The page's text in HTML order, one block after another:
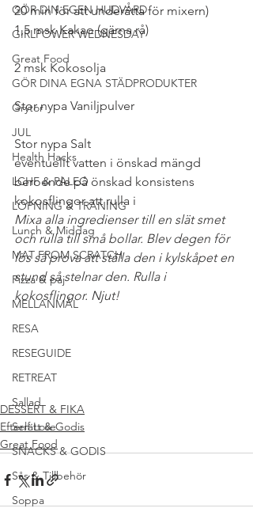
GÖR DIN EGEN HUDVÅRD
GIRLPOWER WEDNESDAY
Great Food
GÖR DINA EGNA STÄDPRODUKTER
Grytor
JUL
Health Hacks
LCHF & PALEO
LÖPNING & TRÄNING
Lunch & Middag
MAT FROM SCRATCH
Pizza & paj
MELLANMÅL
RESA
RESEGUIDE
RETREAT
Sallad
Self Love
SNACKS & GODIS
Sås & Tillbehör
Soppa
20 min för att underätta för mixern)
1,5 msk Kakao (gärna rå)
2 msk Kokosolja
Stor nypa Vaniljpulver
Stor nypa Salt
eventuellt vatten i önskad mängd
beroende på önskad konsistens
kokosflingor att rulla i
Mixa alla ingredienser till en slät smet
och rulla till små bollar. Blev degen för
lös så prova att ställa den i kylskåpet en
stund så stelnar den. Rulla i
kokosflingor. Njut!
#NÖTFRITT
#RAWFOODBOLLAR
#MJÖLKFRITT
DESSERT & FIKA
Efterrätt & Godis
Great Food